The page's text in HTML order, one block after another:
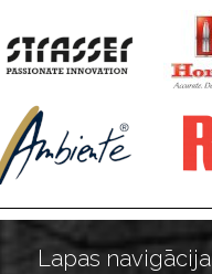
Lapas navigācija